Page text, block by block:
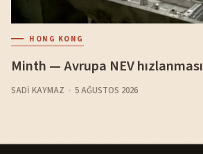
HONG KONG
Minth — Avrupa NEV hızlanması
SADI KAYMAZ 5 AĞUSTOS 2026